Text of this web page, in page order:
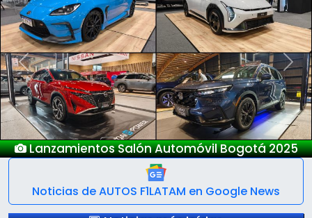
Bogotá 2025 Nuevo
Previous Next
Noticias de AUTOS F1LATAM en Google News